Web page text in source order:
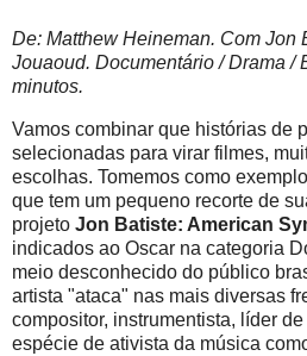
De: Matthew Heineman. Com Jon
Jouaoud. Documentário / Drama /
minutos.
Vamos combinar que histórias de
selecionadas para virar filmes,
escolhas. Tomemos como
que tem um pequeno recorte de
projeto Jon Batiste: American
indicados ao Oscar na categoria
meio desconhecido do público
artista "ataca" nas mais diversas
compositor, instrumentista, líder
espécie de ativista da música